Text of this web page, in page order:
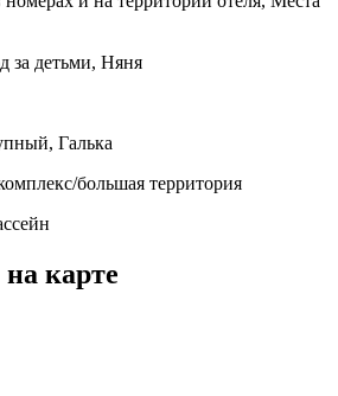
за детьми, Няня
Галька
большая территория
карте